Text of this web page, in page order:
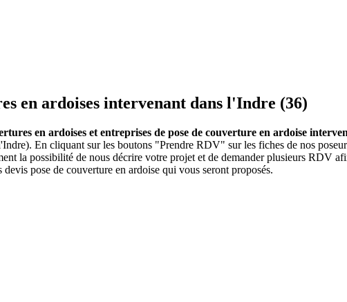
en ardoises intervenant dans l'Indre (36)
en ardoises et entreprises de pose de couverture en ardoise
En cliquant sur les boutons "Prendre RDV" sur les fiches de nos
la possibilité de nous décrire votre projet et de demander plusieurs RDV
pose de couverture en ardoise qui vous seront proposés.